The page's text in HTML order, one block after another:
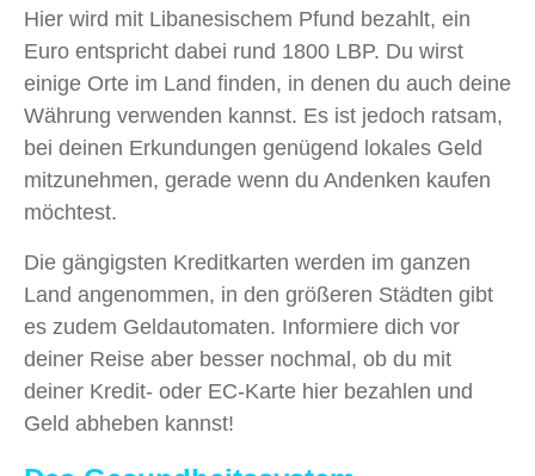
Hier wird mit Libanesischem Pfund bezahlt, ein
Euro entspricht dabei rund 1800 LBP. Du wirst
einige Orte im Land finden, in denen du auch deine
Währung verwenden kannst. Es ist jedoch ratsam,
bei deinen Erkundungen genügend lokales Geld
mitzunehmen, gerade wenn du Andenken kaufen
möchtest.
Die gängigsten Kreditkarten werden im ganzen
Land angenommen, in den größeren Städten gibt
es zudem Geldautomaten. Informiere dich vor
deiner Reise aber besser nochmal, ob du mit
deiner Kredit- oder EC-Karte hier bezahlen und
Geld abheben kannst!